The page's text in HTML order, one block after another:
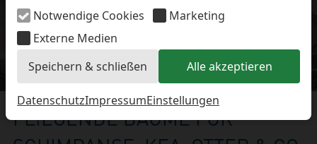
Notwendige Cookies
Marketing
Externe Medien
Speichern & schließen
Alle akzeptieren
DatenschutzImpressumEinstellungen
Hausordnung
Arbeiten im Zoo
Ausbildung zur Zootierpflegerin/zum Zootierpfleger
Freiwilliges ökologisches Jahr (FÖJ)
Mitarbeiter:in (w/m/d) auf Minijob-Basis
Patenschaften
Förderverein
Aktuelles
FLIEGENDE BÄUME FÜR